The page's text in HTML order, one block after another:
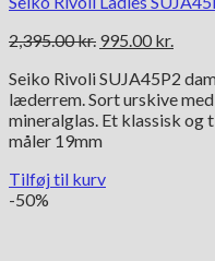
2,395.00kr. Den
pris
var:
2,395.00 kr..
995.00 kr.
pris
er:
Seiko Rivoli SUJA45P2
læderrem. Sort urskive
mineralglas. Et klassisk og
måler 19mm
Tilføj til kurv
-50%